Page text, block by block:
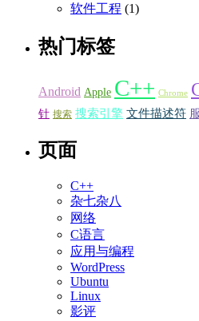
软件工程 (1)
热门标签
Android Apple C++ Chrome
针 搜索 搜索引擎 文件描述符
页面
C++
杂七杂八
网络
C语言
应用与编程
WordPress
Ubuntu
Linux
影评